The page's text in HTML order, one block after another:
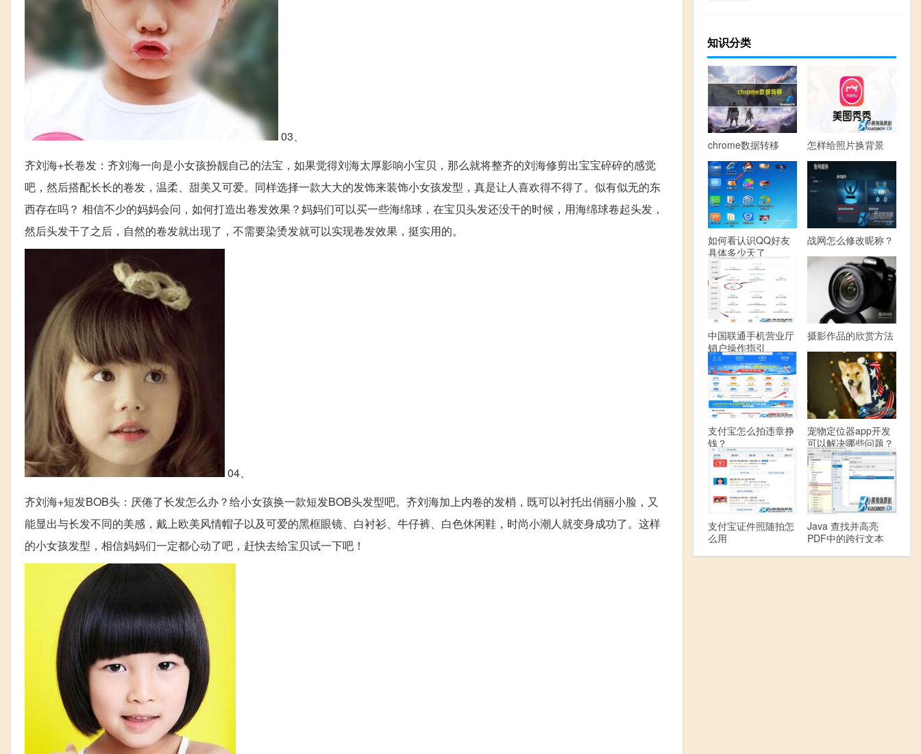
03、
齐刘海+长卷发：齐刘海一向是小女孩扮靓自己的法宝，如果觉得刘海太厚影响小宝贝，那么就将整齐的刘海修剪出宝宝碎碎的感觉
吧，然后搭配长长的卷发，温柔、甜美又可爱。同样选择一款大大的发饰来装饰小女孩发型，真是让人喜欢得不得了。似有似无的东
西存在吗？ 相信不少的妈妈会问，如何打造出卷发效果？妈妈们可以买一些海绵球，在宝贝头发还没干的时候，用海绵球卷起头发，
然后头发干了之后，自然的卷发就出现了，不需要染烫发就可以实现卷发效果，挺实用的。
04、
齐刘海+短发BOB头：厌倦了长发怎么办？给小女孩换一款短发BOB头发型吧。齐刘海加上内卷的发梢，既可以衬托出俏丽小脸，又
能显出与长发不同的美感，戴上欧美风情帽子以及可爱的黑框眼镜、白衬衫、牛仔裤、白色休闲鞋，时尚小潮人就变身成功了。这样
的小女孩发型，相信妈妈们一定都心动了吧，赶快去给宝贝试一下吧！
知识分类
chrome数据转移 怎样给照片换背景
如何看认识QQ好友
具体多少天了
战网怎么修改昵称？
中国联通手机营业厅
销户操作指引
摄影作品的欣赏方法
支付宝怎么拍违章挣
钱？
宠物定位器app开发
可以解决哪些问题？
支付宝证件照随拍怎
么用
Java 查找并高亮
PDF中的跨行文本